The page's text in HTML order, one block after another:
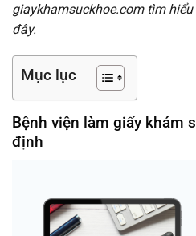
giaykhamsuckhoe.com tìm
đây.
Mục lục
Bệnh viện làm giấy khám
định